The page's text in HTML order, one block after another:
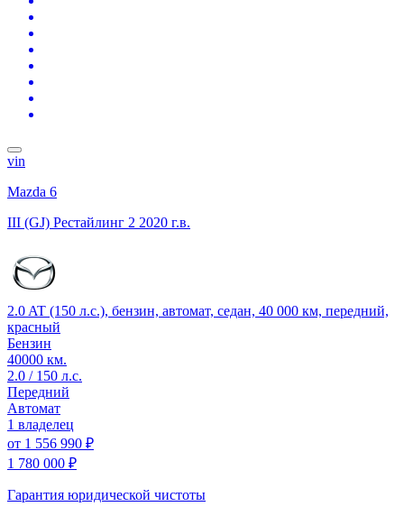
vin
Mazda 6
III (GJ) Рестайлинг 2 2020 г.в.
2.0 AT (150 л.с.), бензин, автомат, седан, 40 000 км, передний,
красный
Бензин
40000 км.
2.0 / 150 л.с.
Передний
Автомат
1 владелец
от 1 556 990 ₽
1 780 000 ₽
Гарантия юридической чистоты